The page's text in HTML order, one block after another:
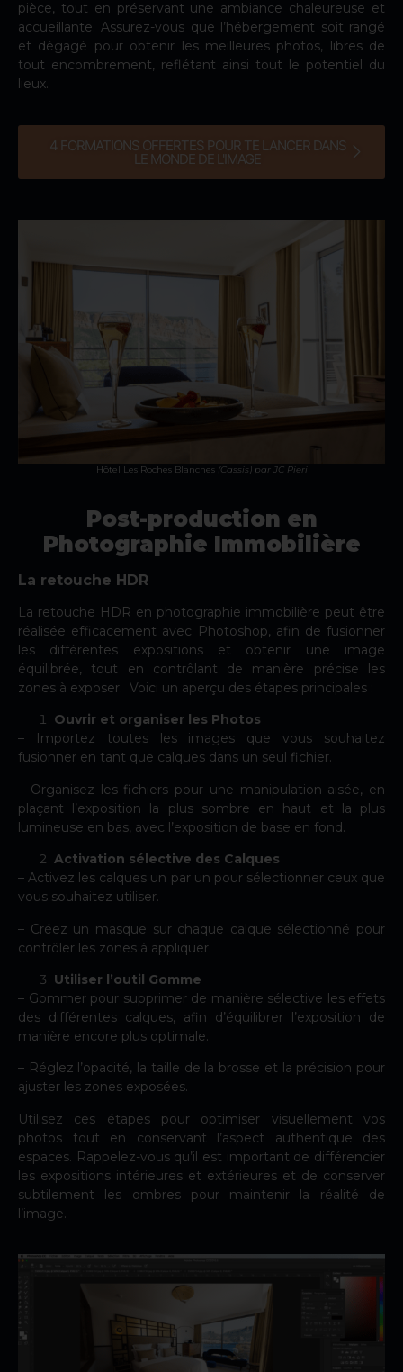
pièce, tout en préservant une ambiance chaleureuse et
accueillante. Assurez-vous que l’hébergement soit rangé
et dégagé pour obtenir les meilleures photos, libres de
tout encombrement, reflétant ainsi tout le potentiel du
lieux.
4 FORMATIONS OFFERTES POUR TE LANCER DANS
LE MONDE DE L'IMAGE
Hôtel Les Roches Blanches(Cassis) par JC Pieri
Post-production en
Photographie Immobilière
La retouche HDR
La retouche HDR en photographie immobilière peut être
réalisée efficacement avec Photoshop, afin de fusionner
les différentes expositions et obtenir une image
équilibrée, tout en contrôlant de manière précise les
zones à exposer. Voici un aperçu des étapes principales :
Ouvrir et organiser les Photos
– Importez toutes les images que vous souhaitez
fusionner en tant que calques dans un seul fichier.
– Organisez les fichiers pour une manipulation aisée, en
plaçant l’exposition la plus sombre en haut et la plus
lumineuse en bas, avec l’exposition de base en fond.
Activation sélective des Calques
– Activez les calques un par un pour sélectionner ceux que
vous souhaitez utiliser.
– Créez un masque sur chaque calque sélectionné pour
contrôler les zones à appliquer.
Utiliser l’outil Gomme
– Gommer pour supprimer de manière sélective les effets
des différentes calques, afin d’équilibrer l’exposition de
manière encore plus optimale.
– Réglez l’opacité, la taille de la brosse et la précision pour
ajuster les zones exposées.
Utilisez ces étapes pour optimiser visuellement vos
photos tout en conservant l’aspect authentique des
espaces. Rappelez-vous qu’il est important de différencier
les expositions intérieures et extérieures et de conserver
subtilement les ombres pour maintenir la réalité de
l’image.